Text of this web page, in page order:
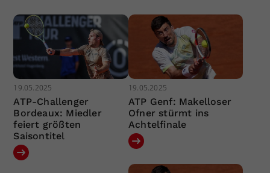
19.05.2025
ATP-Challenger
Bordeaux: Miedler
feiert größten
Saisontitel
19.05.2025
ATP Genf: Makelloser
Ofner stürmt ins
Achtelfinale